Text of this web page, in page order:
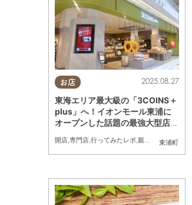
お店
東浦町
2025.08.27
東海エリア最大級の「3COINS＋
plus」へ！イオンモール東浦に
オープンした話題の最強大型店を
開店,専門店,行ってみたレポ,親子 おひとりさま